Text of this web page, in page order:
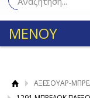
ΜΕΝΟΥ
ΑΞΕΣΟΥΑΡ-